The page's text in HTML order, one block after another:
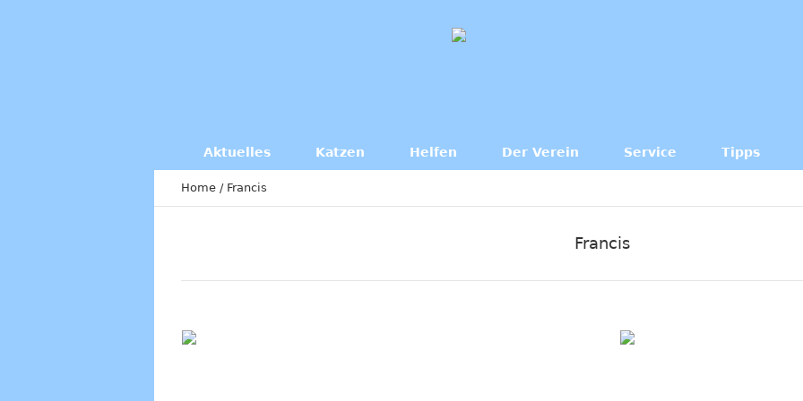
Aktuelles Katzen Helfen Der Verein Service Tipps
Home / Francis
Francis